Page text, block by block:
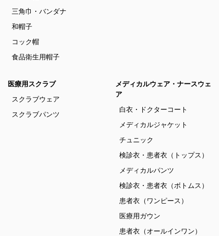
三角巾・バンダナ
和帽子
コック帽
食品衛生用帽子
医療用スクラブ
スクラブウェア
スクラブパンツ
メディカルウェア・ナースウェ
ア
白衣・ドクターコート
メディカルジャケット
チュニック
検診衣・患者衣（トップス）
メディカルパンツ
検診衣・患者衣（ボトムス）
患者衣（ワンピース）
医療用ガウン
患者衣（オールインワン）